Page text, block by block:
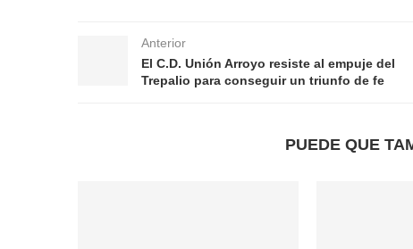
Anterior
El C.D. Unión Arroyo resiste al empuje del
Trepalio para conseguir un triunfo de fe
PUEDE QUE